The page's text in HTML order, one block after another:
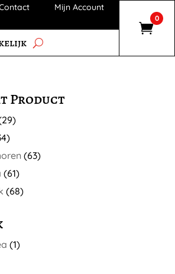
Mijn Account
0
Product
(63)
(61)
(68)
(1)